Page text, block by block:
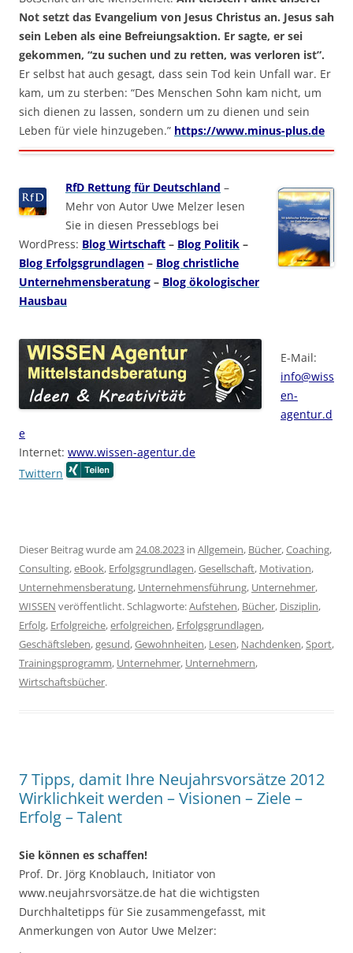
Not setzt das Evangelium von Jesus Christus an. Jesus sah
sein Leben als eine Befreiungsaktion. Er sagte, er sei
gekommen, “zu suchen und zu retten, was verloren ist”.
Er selbst hat auch gesagt, dass sein Tod kein Unfall war. Er
kam, um zu sterben: “Des Menschen Sohn kam nicht, um
sich dienen zu lassen, sondern um zu dienen und sein
Leben für viele hinzugeben.” https://www.minus-plus.de
RfD Rettung für Deutschland –
Mehr von Autor Uwe Melzer lesen
Sie in diesen Presseblogs bei
WordPress: Blog Wirtschaft – Blog Politik –
Blog Erfolgsgrundlagen – Blog christliche
Unternehmensberatung – Blog ökologischer
Hausbau
E-Mail:
info@wiss
en-
agentur.d
e
Internet: www.wissen-agentur.de
Twittern
Dieser Beitrag wurde am 24.08.2023 in Allgemein, Bücher,Coaching,
Consulting,eBook, Erfolgsgrundlagen,Gesellschaft, Motivation,
Unternehmensberatung, Unternehmensführung, Unternehmer,
WISSEN veröffentlicht. Schlagworte:Aufstehen, Bücher, Disziplin,
Erfolg, Erfolgreiche,erfolgreichen, Erfolgsgrundlagen,
Geschäftsleben,gesund,Gewohnheiten, Lesen, Nachdenken, Sport,
Trainingsprogramm, Unternehmer, Unternehmern,
Wirtschaftsbücher.
7 Tipps, damit Ihre Neujahrsvorsätze 2012
Wirklichkeit werden – Visionen – Ziele –
Erfolg – Talent
Sie können es schaffen!
Prof. Dr. Jörg Knoblauch, Initiator von
www.neujahrsvorsätze.de hat die wichtigsten
Durchhaltetipps für Sie zusammengefasst, mit
Anmerkungen von Autor Uwe Melzer:
.